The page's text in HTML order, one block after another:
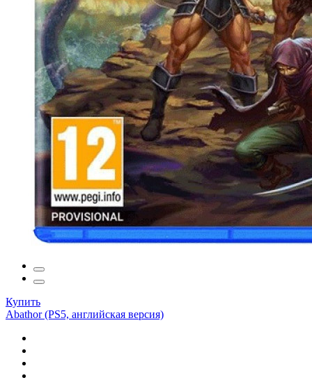
Купить
Abathor (PS5, английская версия)